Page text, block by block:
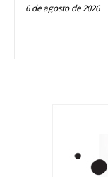
6 de agosto de 2026